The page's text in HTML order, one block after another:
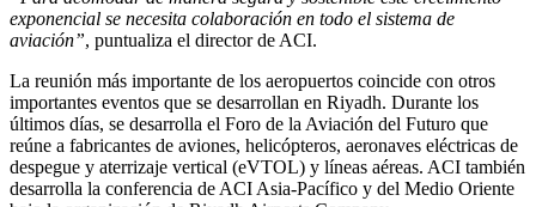
exponencial se necesita colaboración en todo el sistema de
aviación”, puntualiza el director de ACI.
La reunión más importante de los aeropuertos coincide con otros
importantes eventos que se desarrollan en Riyadh. Durante los
últimos días, se desarrolla el Foro de la Aviación del Futuro que
reúne a fabricantes de aviones, helicópteros, aeronaves eléctricas de
despegue y aterrizaje vertical (eVTOL) y líneas aéreas. ACI también
desarrolla la conferencia de ACI Asia-Pacífico y del Medio Oriente